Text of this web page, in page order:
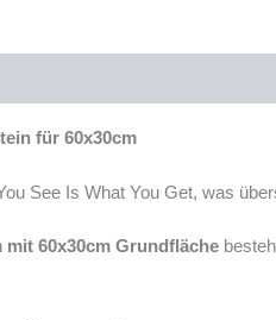
für 60x30cm
See Is What You Get, was
mit 60x30cm Grundfläche